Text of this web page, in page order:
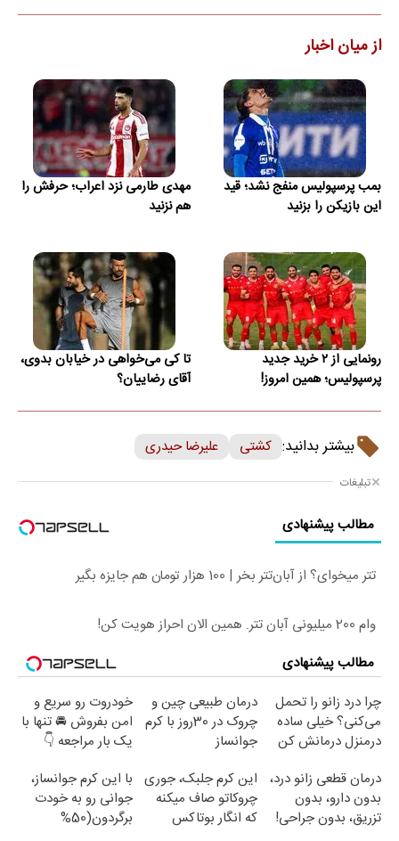
از میان اخبار
بمب پرسپولیس منفج نشد؛ قید
این بازیکن را بزنید
مهدی طارمی نزد اعراب؛ حرفش را
هم نزنید
رونمایی از ۲ خرید جدید
پرسپولیس؛ همین امروز!
تا کی می‌خواهی در خیابان بدوی،
آقای رضاییان؟
بیشتر بدانید: کشتی علیرضا حیدری
تبلیغات
مطالب پیشنهادی
تتر میخوای؟ از آبان‌تتر بخر | 100 هزار تومان هم جایزه بگیر
وام 200 میلیونی آبان تتر. همین الان احراز هویت کن!
مطالب پیشنهادی
چرا درد زانو را تحمل
می‌کنی؟ خیلی ساده
درمنزل درمانش کن
درمان طبیعی چین و
چروک در 30روز با کرم
جوانساز
خودروت رو سریع و
امن بفروش 🚘 تنها با
یک بار مراجعه 👇
درمان قطعی زانو درد،
بدون دارو، بدون
تزریق، بدون جراحی!
این کرم جلبک، جوری
چروکاتو صاف میکنه
که انگار بوتاکس
با این کرم جوانساز،
جوانی رو به خودت
برگردون(50%